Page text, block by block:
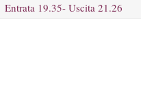
Entrata 19.35- Uscita 21.26